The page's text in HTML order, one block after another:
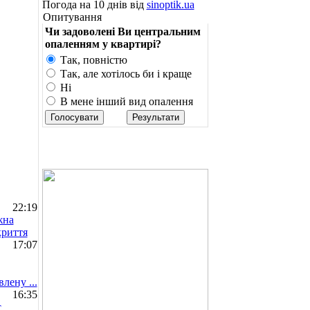
22:19
17:07
...
16:35
Погода на 10 днів від sinoptik.ua
Опитування
Чи задоволені Ви центральним
опаленням у квартирі?
Так, повністю
Так, але хотілось би і краще
Ні
В мене інший вид опалення